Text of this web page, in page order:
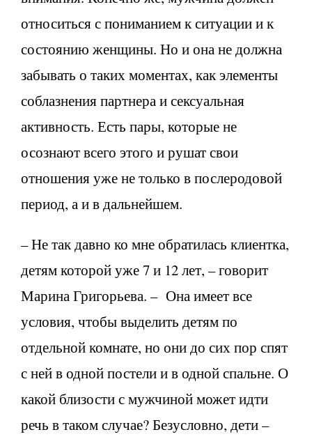
относиться с пониманием к ситуации и к
состоянию женщины. Но и она не должна
забывать о таких моментах, как элементы
соблазнения партнера и сексуальная
активность. Есть пары, которые не
осознают всего этого и рушат свои
отношения уже не только в послеродовой
период, а и в дальнейшем.
– Не так давно ко мне обратилась клиентка,
детям которой уже 7 и 12 лет, – говорит
Марина Григорьева. – Она имеет все
условия, чтобы выделить детям по
отдельной комнате, но они до сих пор спят
с ней в одной постели и в одной спальне. О
какой близости с мужчиной может идти
речь в таком случае? Безусловно, дети –